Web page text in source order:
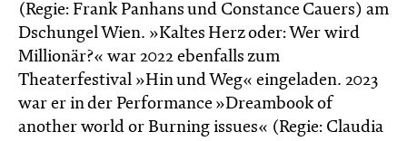
(Regie: Frank Panhans und Constance Cauers) am
Dschungel Wien. »Kaltes Herz oder: Wer wird
Millionär?« war 2022 ebenfalls zum
Theaterfestival »Hin und Weg« eingeladen. 2023
war er in der Performance »Dreambook of
another world or Burning issues« (Regie: Claudia